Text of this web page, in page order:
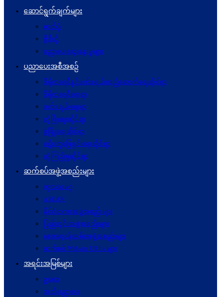
ဆောင်ရွက်ချက်များ
ဓာတ်ပုံ
ဗွီဒီယို
ပညာပေးဆွေးနွေးမှုများ
ပညာပေးအစီအစဉ်
ဒီမိုကရေစီနှင့်ဖက်ဒရယ်တည်ဆောက်ရေးဆိုင်ရာ
ဒီမိုကရေစီရေးရာ
ဖက်ဒရယ်ရေးရာ
လုံခြုံရေးဆိုင်ရာ
ဖွံဖြိုးရေးဆိုင်ရာ
ပဋိပက္ခ‌ဖြေရှင်းရေးဆိုင်ရာ
ယုံကြည်မှုဆိုင်ရာ
ဆက်စပ်အဖွဲ့အစည်းများ
ကုလသမဂ္ဂ
ASEAN
နိုင်ငံတကာအဖွဲ့အစည်းများ
ပြည်တွင်းအဖွဲ့အစည်းများ
စေတနာ့ဝန်ထမ်းအဖွဲ့အစည်းများ
ဆက်စပ် Website URLs များ
အရင်းအမြစ်များ
ဥပဒေ
အသိပညာပေး